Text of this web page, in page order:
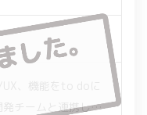
、機能をto doに
発チームと連携して